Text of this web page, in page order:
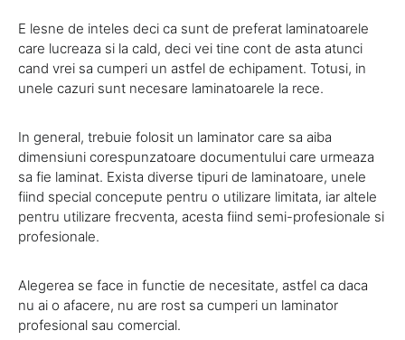
E lesne de inteles deci ca sunt de preferat laminatoarele
care lucreaza si la cald, deci vei tine cont de asta atunci
cand vrei sa cumperi un astfel de echipament. Totusi, in
unele cazuri sunt necesare laminatoarele la rece.
In general, trebuie folosit un laminator care sa aiba
dimensiuni corespunzatoare documentului care urmeaza
sa fie laminat. Exista diverse tipuri de laminatoare, unele
fiind special concepute pentru o utilizare limitata, iar altele
pentru utilizare frecventa, acesta fiind semi-profesionale si
profesionale.
Alegerea se face in functie de necesitate, astfel ca daca
nu ai o afacere, nu are rost sa cumperi un laminator
profesional sau comercial.